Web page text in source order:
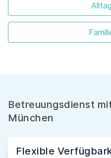
Betreuungsdienst
München
Flexible